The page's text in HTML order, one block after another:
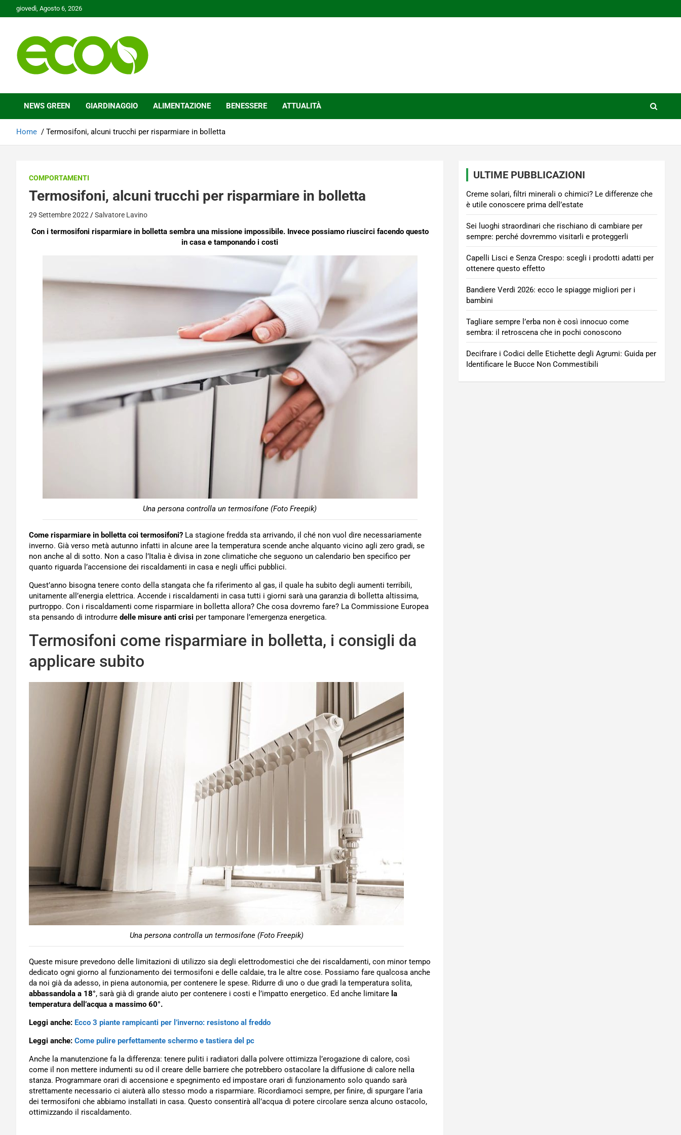
to
giovedì, Agosto 6, 2026
Ecoo.it
NEWS GREEN GIARDINAGGIO ALIMENTAZIONE BENESSERE ATTUALITÀ
Home Termosifoni, alcuni trucchi per risparmiare in bolletta
COMPORTAMENTI
Termosifoni, alcuni trucchi per risparmiare in bolletta
29 Settembre 2022 Salvatore Lavino
Con i termosifoni risparmiare in bolletta sembra una missione impossibile. Invece possiamo riuscirci facendo questo
in casa e tamponando i costi
Una persona controlla un termosifone (Foto Freepik)
Come risparmiare in bolletta coi termosifoni? La stagione fredda sta arrivando, il ché non vuol dire necessariamente
inverno. Già verso metà autunno infatti in alcune aree la temperatura scende anche alquanto vicino agli zero gradi, se
non anche al di sotto. Non a caso l’Italia è divisa in zone climatiche che seguono un calendario ben specifico per
quanto riguarda l’accensione dei riscaldamenti in casa e negli uffici pubblici.
Quest’anno bisogna tenere conto della stangata che fa riferimento al gas, il quale ha subito degli aumenti terribili,
unitamente all’energia elettrica. Accende i riscaldamenti in casa tutti i giorni sarà una garanzia di bolletta altissima,
purtroppo. Con i riscaldamenti come risparmiare in bolletta allora? Che cosa dovremo fare? La Commissione Europea
sta pensando di introdurre delle misure anti crisi per tamponare l’emergenza energetica.
Termosifoni come risparmiare in bolletta, i consigli da
applicare subito
Una persona controlla un termosifone (Foto Freepik)
Queste misure prevedono delle limitazioni di utilizzo sia degli elettrodomestici che dei riscaldamenti, con minor tempo
dedicato ogni giorno al funzionamento dei termosifoni e delle caldaie, tra le altre cose. Possiamo fare qualcosa anche
da noi già da adesso, in piena autonomia, per contenere le spese. Ridurre di uno o due gradi la temperatura solita,
abbassandola a 18°, sarà già di grande aiuto per contenere i costi e l’impatto energetico. Ed anche limitare la
temperatura dell’acqua a massimo 60°.
Leggi anche: Ecco 3 piante rampicanti per l’inverno: resistono al freddo
Leggi anche: Come pulire perfettamente schermo e tastiera del pc
Anche la manutenzione fa la differenza: tenere puliti i radiatori dalla polvere ottimizza l’erogazione di calore, così
come il non mettere indumenti su od il creare delle barriere che potrebbero ostacolare la diffusione di calore nella
stanza. Programmare orari di accensione e spegnimento ed impostare orari di funzionamento solo quando sarà
strettamente necessario ci aiuterà allo stesso modo a risparmiare. Ricordiamoci sempre, per finire, di spurgare l’aria
dei termosifoni che abbiamo installati in casa. Questo consentirà all’acqua di potere circolare senza alcuno ostacolo,
ottimizzando il riscaldamento.
ULTIME PUBBLICAZIONI
Creme solari, filtri minerali o chimici? Le differenze che
è utile conoscere prima dell’estate
Sei luoghi straordinari che rischiano di cambiare per
sempre: perché dovremmo visitarli e proteggerli
Capelli Lisci e Senza Crespo: scegli i prodotti adatti per
ottenere questo effetto
Bandiere Verdi 2026: ecco le spiagge migliori per i
bambini
Tagliare sempre l’erba non è così innocuo come
sembra: il retroscena che in pochi conoscono
Decifrare i Codici delle Etichette degli Agrumi: Guida per
Identificare le Bucce Non Commestibili